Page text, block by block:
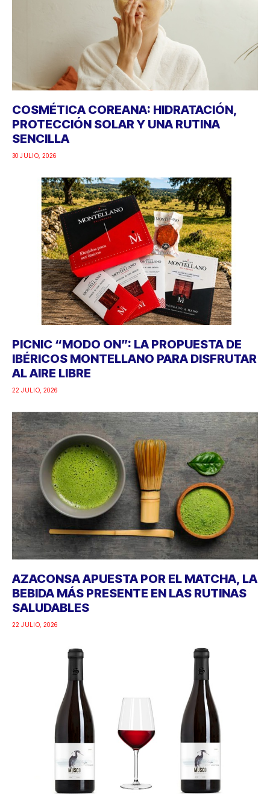
COSMÉTICA COREANA: HIDRATACIÓN,
PROTECCIÓN SOLAR Y UNA RUTINA
SENCILLA
30 JULIO, 2026
PICNIC “MODO ON”: LA PROPUESTA DE
IBÉRICOS MONTELLANO PARA DISFRUTAR
AL AIRE LIBRE
22 JULIO, 2026
AZACONSA APUESTA POR EL MATCHA, LA
BEBIDA MÁS PRESENTE EN LAS RUTINAS
SALUDABLES
22 JULIO, 2026